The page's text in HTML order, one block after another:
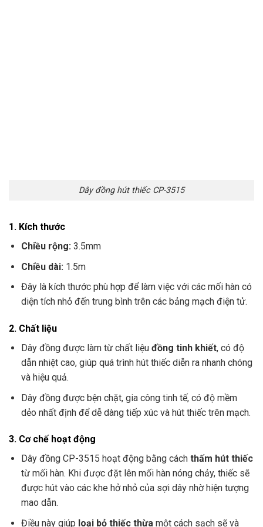
Dây đồng hút thiếc CP-3515
1. Kích thước
Chiều rộng:3.5mm
Chiều dài: 1.5m
Đây là kích thước phù hợp để làm việc với các mối hàn có
diện tích nhỏ đến trung bình trên các bảng mạch điện tử.
2. Chất liệu
Dây đồng được làm từ chất liệu đồng tinh khiết, có độ
dẫn nhiệt cao, giúp quá trình hút thiếc diễn ra nhanh chóng
và hiệu quả.
Dây đồng được bện chặt, gia công tinh tế, có độ mềm
dẻo nhất định để dễ dàng tiếp xúc và hút thiếc trên mạch.
3. Cơ chế hoạt động
Dây đồng CP-3515 hoạt động bằng cách thấm hút thiếc
từ mối hàn. Khi được đặt lên mối hàn nóng chảy, thiếc sẽ
được hút vào các khe hở nhỏ của sợi dây nhờ hiện tượng
mao dẫn.
Điều này giúp loại bỏ thiếc thừamột cách sạch sẽ và